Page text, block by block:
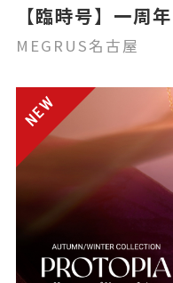
【臨時号】一周
MEGRUS名古屋